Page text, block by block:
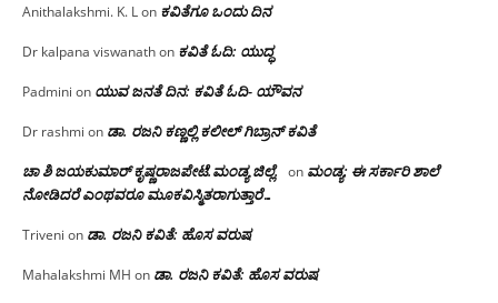
Anithalakshmi. K. Lon ಕವಿತೆಗೂ ಒಂದು ದಿನ
Dr kalpana viswanathon ಕವಿತೆ ಓದಿ: ಯುದ್ಧ
Padmini on ಯುವ ಜನತೆ ದಿನ: ಕವಿತೆ ಓದಿ- ಯೌವನ
Dr rashmi on ಡಾ. ರಜನಿ‌ ಕಣ್ಣಲ್ಲಿ ಕಲೀಲ್ ಗಿಬ್ರಾನ್ ಕವಿತೆ
ಚಾ ಶಿ ಜಯಕುಮಾರ್ ಕೃಷ್ಣರಾಜಪೇಟೆ.ಮಂಡ್ಯ ಜಿಲ್ಲೆ. on ಮಂಡ್ಯ: ಈ ಸರ್ಕಾರಿ ಶಾಲೆ
ನೋಡಿದರೆ ಎಂಥವರೂ ಮೂಕವಿಸ್ಮಿತರಾಗುತ್ತಾರೆ…
Triveni on ಡಾ. ರಜನಿ ಕವಿತೆ: ಹೊಸ ವರುಷ
Mahalakshmi MH on ಡಾ. ರಜನಿ ಕವಿತೆ: ಹೊಸ ವರುಷ